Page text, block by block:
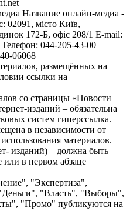
Название онлайн-медиа -
02091, місто Київ,
172-Б, офіс 208/1 E-mail:
Телефон: 044-205-43-00
06068
размещённых на
ссылки на
со страницы «Новости
изданий – обязательна
систем гиперссылка.
в независимости от
материалов.
изданий) – должна быть
или в первом абзаце
"Экспертиза",
"Власть", "Выборы",
"Промо" публикуются на